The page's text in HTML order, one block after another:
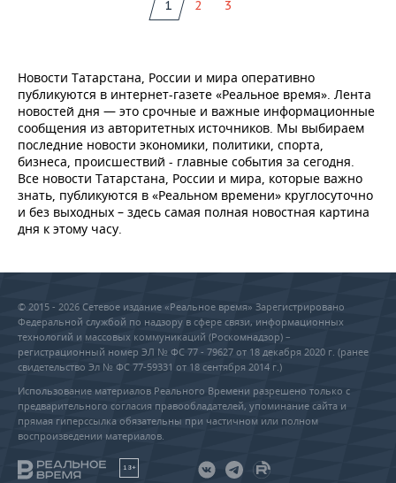
1 2 3
Новости Татарстана, России и мира оперативно
публикуются в интернет-газете «Реальное время». Лента
новостей дня — это срочные и важные информационные
сообщения из авторитетных источников. Мы выбираем
последние новости экономики, политики, спорта,
бизнеса, происшествий - главные события за сегодня.
Все новости Татарстана, России и мира, которые важно
знать, публикуются в «Реальном времени» круглосуточно
и без выходных – здесь самая полная новостная картина
дня к этому часу.
© 2015 - 2026 Сетевое издание «Реальное время» Зарегистрировано
Федеральной службой по надзору в сфере связи, информационных
технологий и массовых коммуникаций (Роскомнадзор) –
регистрационный номер ЭЛ № ФС 77 - 79627 от 18 декабря 2020 г. (ранее
свидетельство Эл № ФС 77-59331 от 18 сентября 2014 г.)
Использование материалов Реального Времени разрешено только с
предварительного согласия правообладателей, упоминание сайта и
прямая гиперссылка обязательны при частичном или полном
воспроизведении материалов.
18+